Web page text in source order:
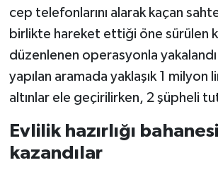
cep telefonlarını alarak kaçan
birlikte hareket ettiği öne sürülen
düzenlenen operasyonla
yapılan aramada yaklaşık 1 milyon
altınlar ele geçirilirken, 2 şüpheli
Evlilik hazırlığı
kazandılar